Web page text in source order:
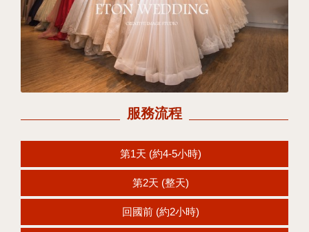
服務流程
第1天 (約4-5小時)
第2天 (整天)
回國前 (約2小時)